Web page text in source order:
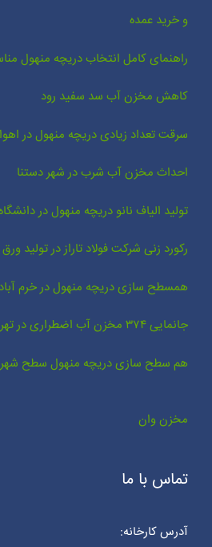
و خرید عمده
راهنمای کامل انتخاب دریچه منهول
کاهش مخزن آب سد سفید رود
سرقت تعداد زیادی دریچه منهول در
احداث مخزن آب شرب در شهر دستنا
تولید الیاف نانو دریچه منهول در
رکورد زنی شرکت فولاد تاراز در تولید
همسطح سازی دریچه منهول در خرم آباد
جانمایی ۳۷۴ مخزن آب اضطراری در تهران
هم سطح سازی دریچه منهول سطح شهر
مخزن وان
تماس با ما
آدرس کارخانه: